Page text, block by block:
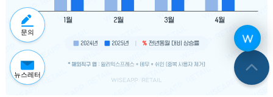
문의
뉴스레터